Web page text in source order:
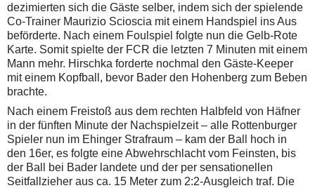
dezimierten sich die Gäste selber, indem sich der spielende
Co-Trainer Maurizio Scioscia mit einem Handspiel ins Aus
beförderte. Nach einem Foulspiel folgte nun die Gelb-Rote
Karte. Somit spielte der FCR die letzten 7 Minuten mit einem
Mann mehr. Hirschka forderte nochmal den Gäste-Keeper
mit einem Kopfball, bevor Bader den Hohenberg zum Beben
brachte.
Nach einem Freistoß aus dem rechten Halbfeld von Häfner
in der fünften Minute der Nachspielzeit – alle Rottenburger
Spieler nun im Ehinger Strafraum – kam der Ball hoch in
den 16er, es folgte eine Abwehrschlacht vom Feinsten, bis
der Ball bei Bader landete und der per sensationellen
Seitfallzieher aus ca. 15 Meter zum 2:2-Ausgleich traf. Die